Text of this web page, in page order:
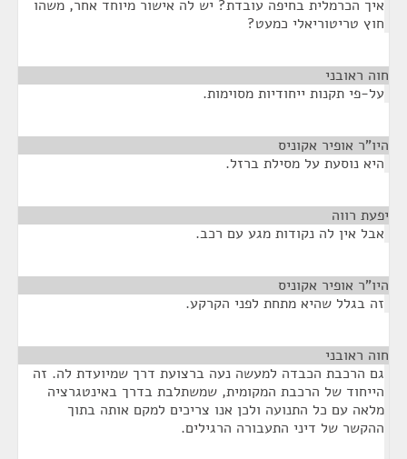
איך הכרמלית בחיפה עובדת? יש לה אישור מיוחד אחר, משהו
חוץ טריטוריאלי כמעט?
חוה ראובני
על-פי תקנות ייחודיות מסוימות.
היו"ר אופיר אקוניס
היא נוסעת על מסילת ברזל.
יפעת רווה
אבל אין לה נקודות מגע עם רכב.
היו"ר אופיר אקוניס
זה בגלל שהיא מתחת לפני הקרקע.
חוה ראובני
גם הרכבת הכבדה למעשה נעה ברצועת דרך שמיועדת לה. זה
הייחוד של הרכבת המקומית, שמשתלבת בדרך באינטגרציה
מלאה עם כל התנועה ולכן אנו צריכים למקם אותה בתוך
ההקשר של דיני התעבורה הרגילים.